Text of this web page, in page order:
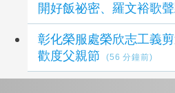
開好飯祕密、羅文裕歌
彰化榮服處榮欣志工義
歡度父親節
(56 分鐘前)